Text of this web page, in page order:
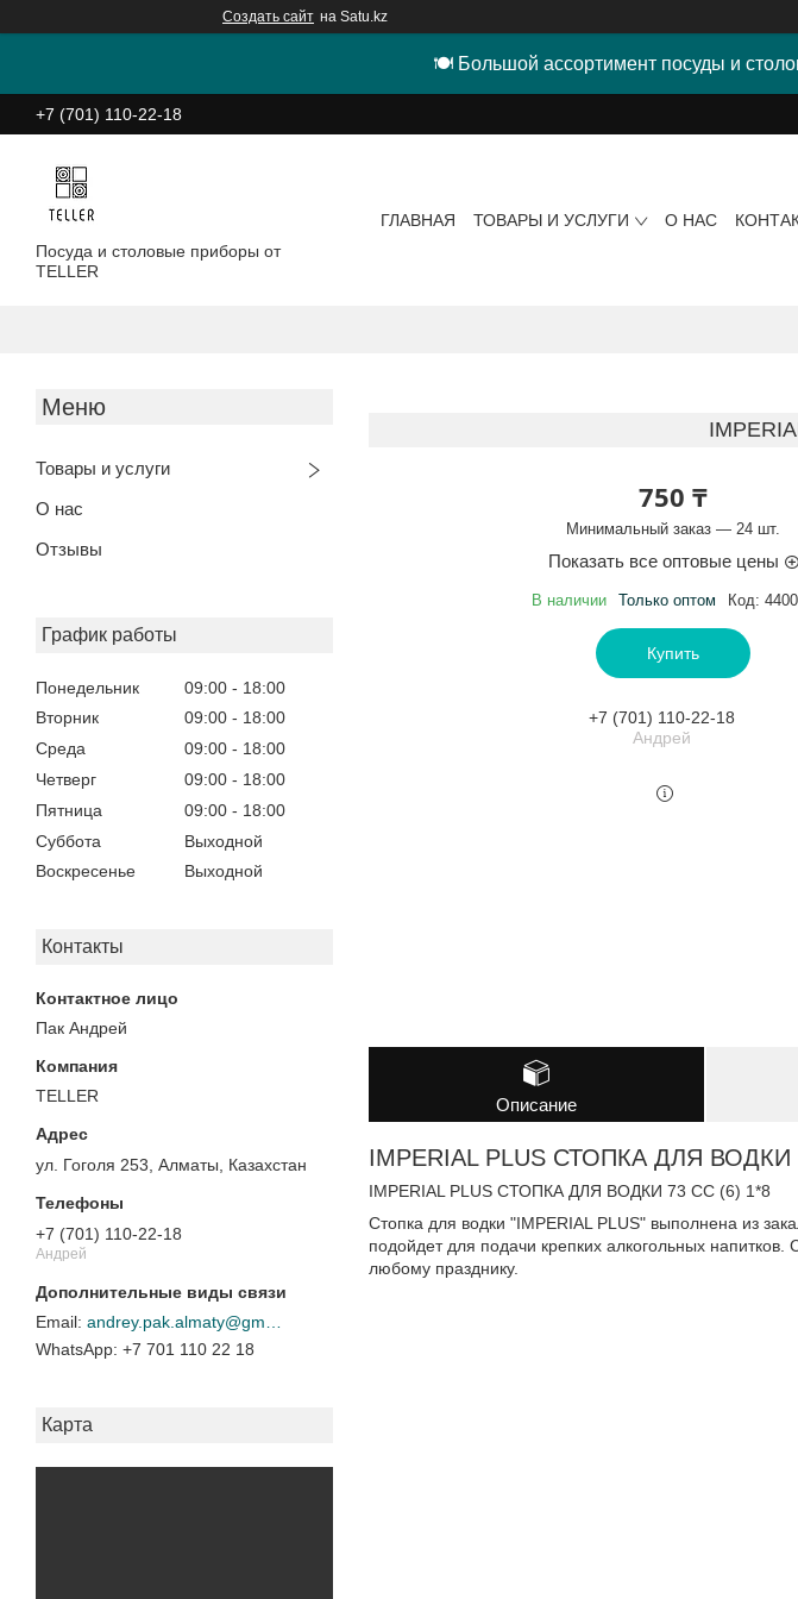
Создать сайт на Satu.kz
🍽 Большой ассортимент посуды и
+7 (701) 110-22-18
Посуда и столовые приборы от
TELLER
ГЛАВНАЯ ТОВАРЫ И УСЛУГИ О НАС
Товары и услуги
О нас
Отзывы
График работы
Понедельник 09:00
18:00
Вторник
09:00
18:00
Среда
09:00
18:00
Четверг
09:00
18:00
Пятница
09:00
18:00
Суббота
Выходной
Воскресенье
Выходной
Контакты
Пак Андрей
TELLER
ул. Гоголя 253, Алматы, Казахстан
+7 (701) 110-22-18
Андрей
+7 701 110 22 18
Карта
750 ₸
Минимальный заказ — 24 шт.
Показать все оптовые цены
В наличии Только оптом Код:
Купить
+7 (701) 110-22-18
Андрей
Описание
IMPERIAL PLUS СТОПКА ДЛЯ ВОДКИ
IMPERIAL PLUS СТОПКА ДЛЯ ВОДКИ 73 СС (6) 1*8
Стопка для водки "IMPERIAL PLUS" выполнена из
подойдет для подачи крепких алкогольных
любому празднику.